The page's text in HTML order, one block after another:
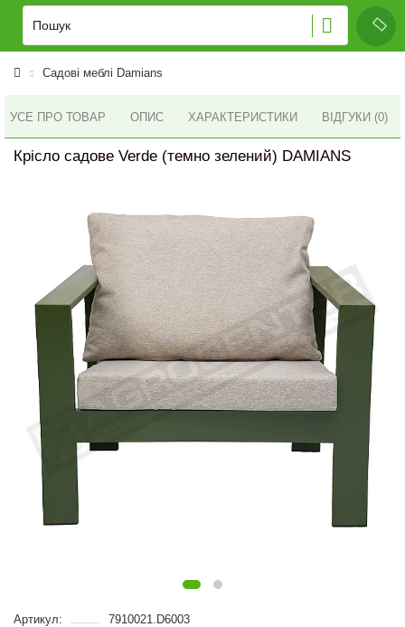
Садові меблі Damians
УСЕ ПРО ТОВАР ОПИС ХАРАКТЕРИСТИКИ ВІДГУКИ (0)
Крісло садове Verde (темно зелений) DAMIANS
Артикул:
7910021.D6003